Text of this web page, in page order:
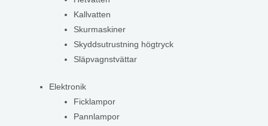
Kallvatten
Skurmaskiner
Skyddsutrustning högtryck
Släpvagnstvättar
Elektronik
Ficklampor
Pannlampor